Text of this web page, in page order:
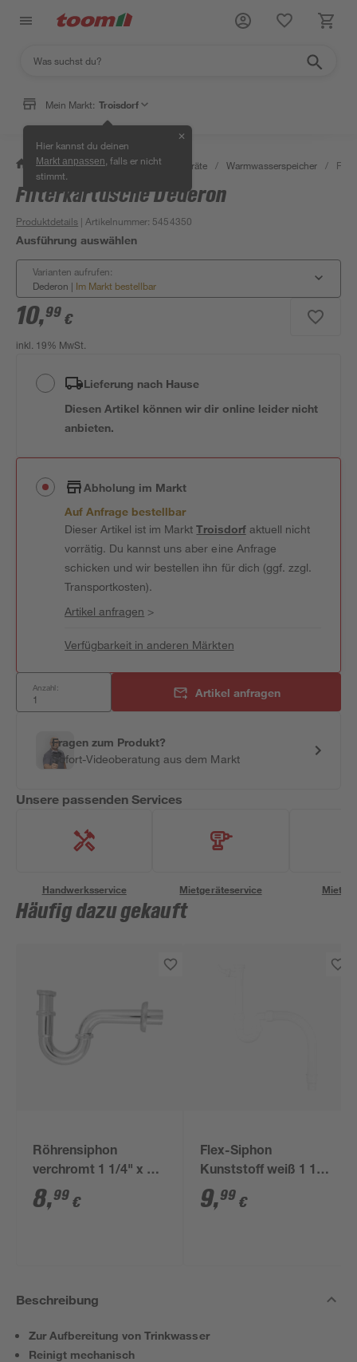
Mein Markt: Troisdorf
Hier kannst du deinen
Markt anpassen , falls er nicht
stimmt.
✕
/ Bad & Sanitär / Warmwassergeräte / Warmwasserspeicher /
Filterkartusche Dederon
Produktdetails | Artikelnummer: 5454350
Ausführung auswählen
Varianten aufrufen:
Dederon | Im Markt bestellbar
10,99 €
inkl. 19% MwSt.
Lieferung nach Hause
Diesen Artikel können wir dir online leider nicht
anbieten.
Abholung im Markt
Auf Anfrage bestellbar
Dieser Artikel ist im MarktTroisdorfaktuell nicht
vorrätig. Du kannst uns aber eine Anfrage
schicken und wir bestellen ihn für dich (ggf. zzgl.
Transportkosten).
Artikel anfragen >
Verfügbarkeit in anderen Märkten
Anzahl: Artikel anfragen
Fragen zum Produkt?
Sofort-Videoberatung aus dem Markt
Unsere passenden Services
Handwerksservice Mietgeräteservice
Häufig dazu gekauft
Röhrensiphon
verchromt 1 1/4" x 32
mm
8,99 €
Flex-Siphon
Kunststoff weiß 1 1/2'
x 40/50 mm
9,99 €
Beschreibung
Zur Aufbereitung von Trinkwasser
Reinigt mechanisch